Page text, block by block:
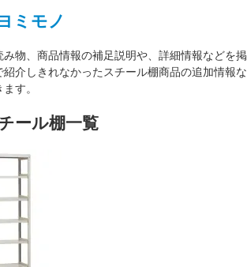
ミモノ
み物、商品情報の補足説明や、詳細情報などを掲
介しきれなかったスチール棚商品の追加情報な
す。
ール棚一覧